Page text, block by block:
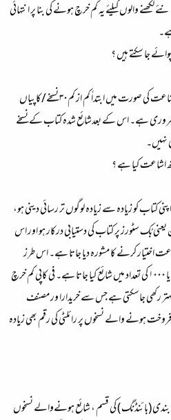
لکھنے والوں کیلئے یہ کم خرچ ہونے کی بنا پر انتہائی
جا سکتے ہیں ؟
اوراق کے ساتھ پرنٹ آن ڈیمانڈ ماڈل پراشاعت کی صورت میں ابتداً کم از کم۳۰ نسخے/کاپیاں
ضروری ہے۔ اس کے بعدشائع شدہ کتاب کے نسخے
نہیں۔
اشاعت کیا ہے ؟
کتاب کو زیادہ سے زیادہ لوگوں تر رسائی دینی ہو،
بُک سٹورز پر کتاب کی دستیابی درکار ہو اور اس
اختیار کرنے کا مشورہ دیا جاتا ہے۔ اس طرز
اشاعت میں کتاب کو زیادہ تعداد جیسا کہ ۵۰۰ یا ۱۰۰۰ کی تعداد میں شائع کیا جاتا ہے۔ فی کاپی کم خرچ
رکھی جاسکتی ہے جس سے خریدارا ور مصنف
ہونے والے نسخوں پر رائلٹی کی رقم بھی زیادہ
بندی (بائنڈنگ ) کی قسم ، شائع ہونےوالے نسخوں